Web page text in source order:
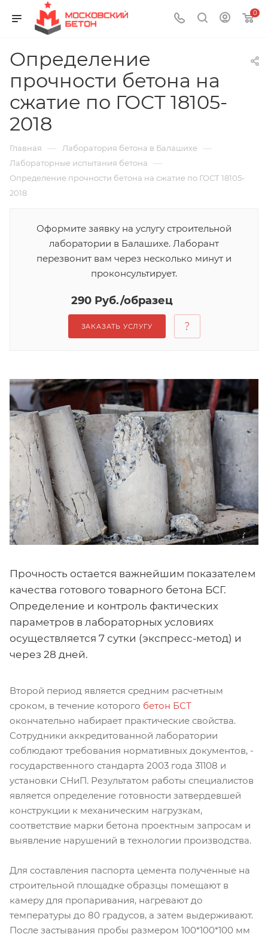
0
Определение
прочности бетона на
сжатие по ГОСТ 18105-
2018
Главная — Лаборатория бетона в Балашихе —
Лабораторные испытания бетона —
Определение прочности бетона на сжатие по ГОСТ 18105-
2018
Оформите заявку на услугу строительной
лаборатории в Балашихе. Лаборант
перезвонит вам через несколько минут и
проконсультирует.
290 Руб./образец
ЗАКАЗАТЬ УСЛУГУ
Прочность остается важнейшим показателем
качества готового товарного бетона БСГ.
Определение и контроль фактических
параметров в лабораторных условиях
осуществляется 7 сутки (экспресс-метод) и
через 28 дней.
Второй период является средним расчетным
сроком, в течение которого бетон БСТ
окончательно набирает практические свойства.
Cотрудники аккредитованной лаборатории
соблюдают требования нормативных документов, -
государственного стандарта 2003 года 31108 и
установки СНиП. Результатом работы специалистов
является определение готовности затвердевшей
конструкции к механическим нагрузкам,
соответствие марки бетона проектным запросам и
выявление нарушений в технологии производства.
Для составления паспорта цемента полученные на
строительной площадке образцы помещают в
камеру для пропаривания, нагревают до
температуры до 80 градусов, а затем выдерживают.
После застывания пробы размером 100*100*100 мм